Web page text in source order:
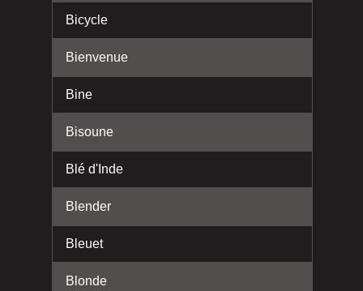
Bicycle
Bienvenue
Bine
Bisoune
Blé d'Inde
Blender
Bleuet
Blonde